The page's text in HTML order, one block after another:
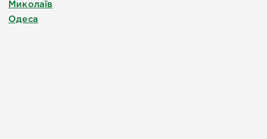
Миколаїв
Одеса